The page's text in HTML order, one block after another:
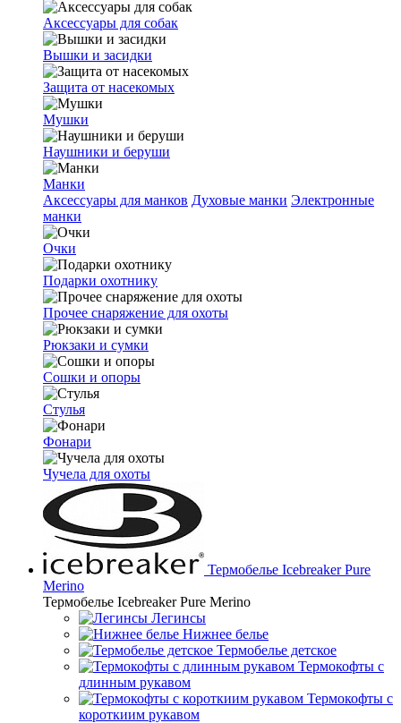
Аксессуары для собак
Вышки и засидки
Защита от насекомых
Мушки
Наушники и беруши
Манки
Аксессуары для манков Духовые манки Электронные
манки
Очки
Подарки охотнику
Прочее снаряжение для охоты
Рюкзаки и сумки
Сошки и опоры
Стулья
Фонари
Чучела для охоты
Термобелье Icebreaker Pure
Merino
Термобелье Icebreaker Pure Merino
Легинсы
Нижнее белье
Термобелье детское
Термокофты с
длинным рукавом
Термокофты с
короткиим рукавом